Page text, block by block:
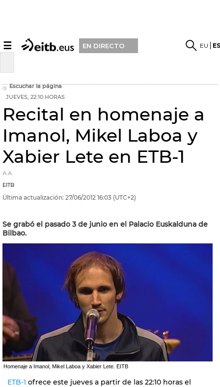
☰ EN DIRECTO EU
Escuchar la página
JUEVES, 22:10 HORAS
Recital en homenaje a
Imanol, Mikel Laboa y
Xabier Lete en ETB-1
A.A.
EITB
Última actualización: 27/06/2012 16:03 (UTC+2)
Se grabó el pasado 3 de junio en el Palacio Euskalduna de
Bilbao.
Homenaje a Imanol, Mikel Laboa y Xabier Lete. EITB
ETB-1 ofrece este jueves a partir de las 22:10 horas el